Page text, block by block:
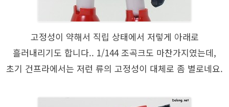
고정성이 약해서 직립 상태에서 저렇게 아래로
흘러내리기도 합니다.. 1/144 조곡크도 마찬가지였는데,
초기 건프라에서는 저런 류의 고정성이 대체로 좀 별로네요.